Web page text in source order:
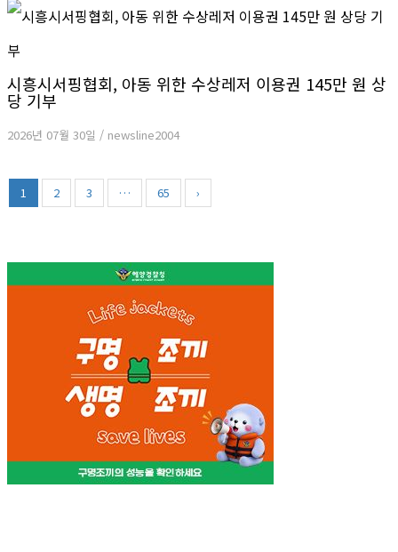
시흥시서핑협회, 아동 위한 수상레저 이용권 145만 원 상
당 기부
2026년 07월 30일 / newsline2004
1 2 3 … 65 ›